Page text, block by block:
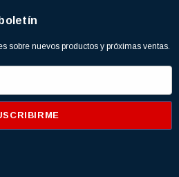
sobre nuevos productos y próximas ventas.